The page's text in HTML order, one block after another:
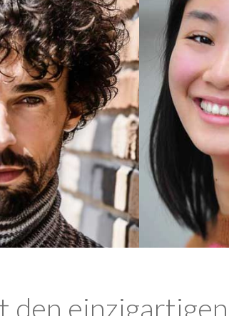
den einzigartigen